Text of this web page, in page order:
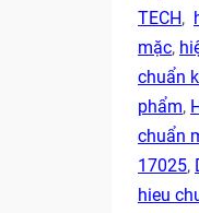
TECH,
mặc,
chuẩn
phẩm,
chuẩn
17025,
hieu